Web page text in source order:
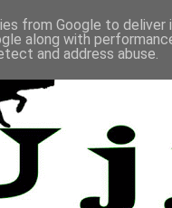
from Google to
along with
and address abuse.